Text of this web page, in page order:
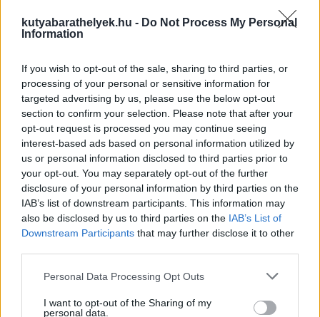
kutyabarathelyek.hu - Do Not Process My Personal
Information
If you wish to opt-out of the sale, sharing to third parties, or
processing of your personal or sensitive information for
targeted advertising by us, please use the below opt-out
section to confirm your selection. Please note that after your
opt-out request is processed you may continue seeing
interest-based ads based on personal information utilized by
us or personal information disclosed to third parties prior to
your opt-out. You may separately opt-out of the further
disclosure of your personal information by third parties on the
IAB’s list of downstream participants. This information may
also be disclosed by us to third parties on the IAB’s List of
Downstream Participants that may further disclose it to other
Personal Data Processing Opt Outs
I want to opt-out of the Sharing of my
personal data.
Az elektroenkefalogram az agykérgi neuronok elektromos
tevékenységét méri, segítségével az epilepszia igazolása mellett
epilepszia nem nyer igazolást, az állatorvos javaslata alapján
indokolt lehet röntgen, ultrahang, CT, MRI vizsgálat is.
Epilepszia gyanúja esetén célszerű mielőbb kivizsgáltatni a
kutyát, ugyanis a rohamok jelentkezhetnek napok, hetek vagy
hónapok múltán is, és a kezelés elmaradása miatt idővel egyre
gyakoribbá válhatnak, mely további károsodásokat okozhat az
agyban amellett, hogy jelentősen megterheli a kutya
szervezetét.
Kezelhető az epilepszia?
A diagnózis birtokában állatorvosunk gyógyszeres kezelést (ún.
életminősége javítását is elősegíti. A megfelelően beállított
bizonyos esetekben azonban még így is jelentkezhet egy-egy
óvintézkedéseink ellenére sem kerülhetünk ki, pl. az időjárási